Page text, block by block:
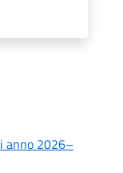
anno 2026–